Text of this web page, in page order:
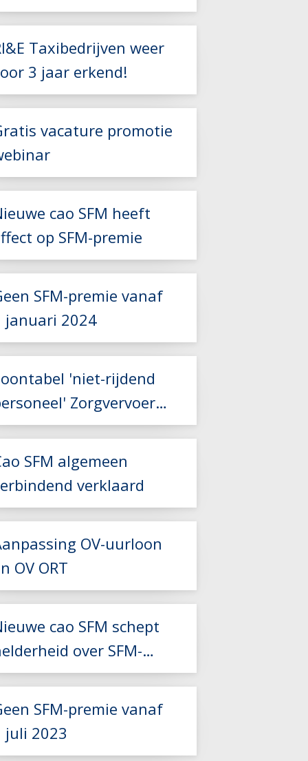
berekening
Taxibedrijven weer
3 jaar erkend!
Lees meer
vacature promotie
cao SFM heeft
op SFM-premie
Lees meer
SFM-premie vanaf
januari 2024
Lees meer
'niet-rijdend
Zorgvervoer
Taxi aangepast
Lees meer
SFM algemeen
verklaard
Lees meer
OV-uurloon
OV ORT
cao SFM schept
over SFM-
SFM-premie vanaf
juli 2023